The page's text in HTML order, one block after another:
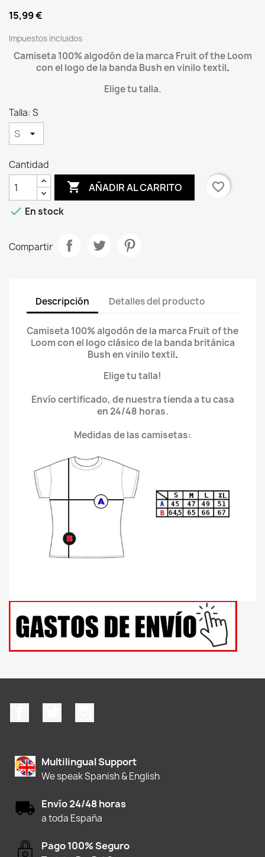
15,99 €
Impuestos incluidos
Camiseta 100% algodón de la marca Fruit of the Loom
con el logo de la banda Bush en vinilo textil.
Elige tu talla.
Talla: S
Cantidad
 AÑADIR AL CARRITO
favorite_border
 En stock
Compartir
Descripción Detalles del producto
Camiseta 100% algodón de la marca Fruit of the
Loom con el logo clásico de la banda británica
Bush en vinilo textil.
Elige tu talla!
Envío certificado, de nuestra tienda a tu casa
en 24/48 horas.
Medidas de las camisetas:
Multilingual Support
We speak Spanish & English
Envío 24/48 horas
a toda España
Pago 100% Seguro